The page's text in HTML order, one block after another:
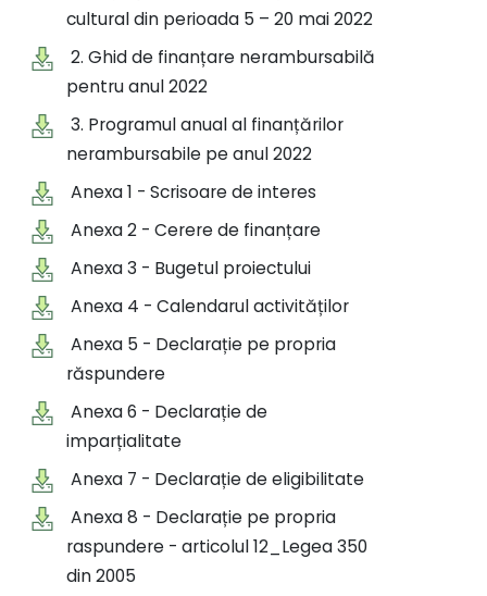
cultural din perioada 5 – 20 mai 2022
2. Ghid de finanțare nerambursabilă
pentru anul 2022
3. Programul anual al finanțărilor
nerambursabile pe anul 2022
Anexa 1 - Scrisoare de interes
Anexa 2 - Cerere de finanțare
Anexa 3 - Bugetul proiectului
Anexa 4 - Calendarul activităților
Anexa 5 - Declarație pe propria
răspundere
Anexa 6 - Declarație de
imparțialitate
Anexa 7 - Declarație de eligibilitate
Anexa 8 - Declarație pe propria
raspundere - articolul 12_Legea 350
din 2005